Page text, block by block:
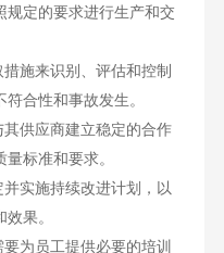
规定的要求进行生产和交
施来识别、评估和控制
合性和事故发生。
供应商建立稳定的合作
标准和要求。
实施持续改进计划，以
果。
员工提供必要的培训